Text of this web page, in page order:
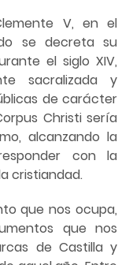
V, en el
se decreta su
el siglo XIV,
sacralizada y
de carácter
Christi sería
alcanzando la
con la
cristiandad.
que nos ocupa,
que nos
de Castilla y